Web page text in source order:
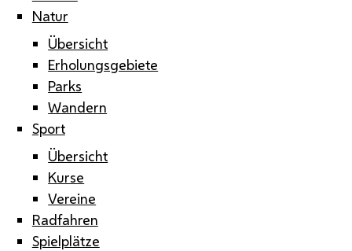
Natur
Übersicht
Erholungsgebiete
Parks
Wandern
Sport
Übersicht
Kurse
Vereine
Radfahren
Spielplätze